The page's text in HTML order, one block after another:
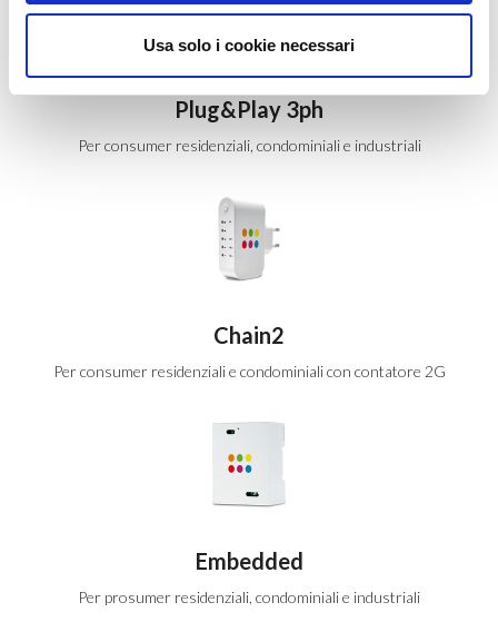
Usa solo i cookie necessari
Plug&Play 3ph
Per consumer residenziali, condominiali e industriali
Chain2
Per consumer residenziali e condominiali con contatore 2G
Embedded
Per prosumer residenziali, condominiali e industriali